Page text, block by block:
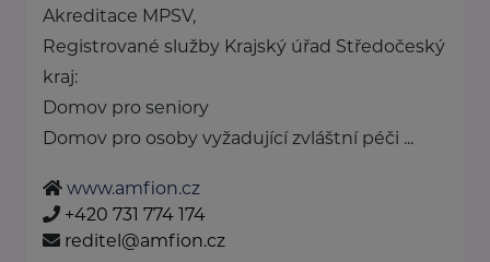
Akreditace MPSV,
Registrované služby Krajský úřad Středočeský
kraj:
Domov pro seniory
Domov pro osoby vyžadující zvláštní péči ...
www.amfion.cz
+420 731 774 174
reditel@amfion.cz